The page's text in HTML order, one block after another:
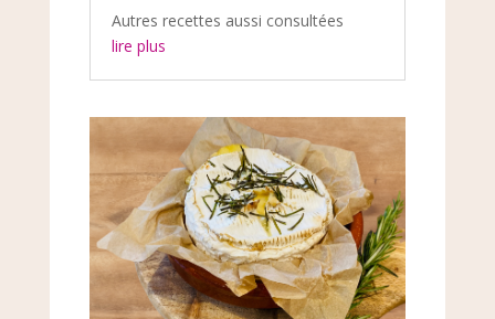
Autres recettes aussi consultées
lire plus